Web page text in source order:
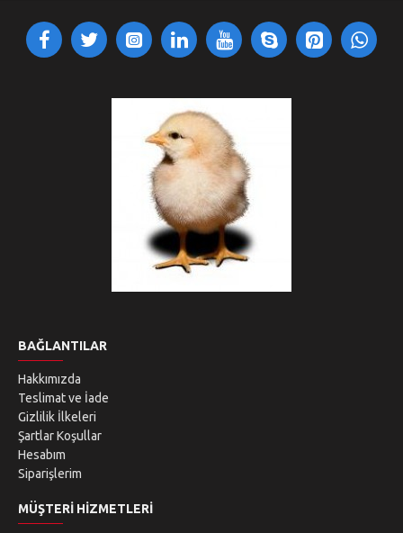
BAĞLANTILAR
Hakkımızda
Teslimat ve İade
Gizlilik İlkeleri
Şartlar Koşullar
Hesabım
Siparişlerim
MÜŞTERI HIZMETLERI